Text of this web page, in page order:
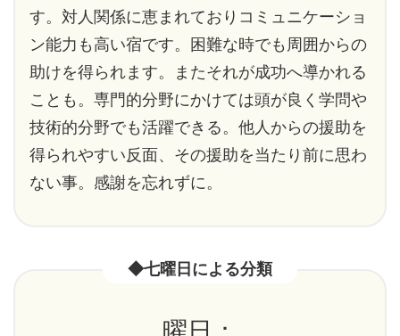
す。対人関係に恵まれておりコミュニケーショ
ン能力も高い宿です。困難な時でも周囲からの
助けを得られます。またそれが成功へ導かれる
ことも。専門的分野にかけては頭が良く学問や
技術的分野でも活躍できる。他人からの援助を
得られやすい反面、その援助を当たり前に思わ
ない事。感謝を忘れずに。
◆七曜日による分類